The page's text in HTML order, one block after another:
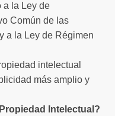
a la Ley de
Común de las
a la Ley de Régimen
intelectual
más amplio y
Intelectual?